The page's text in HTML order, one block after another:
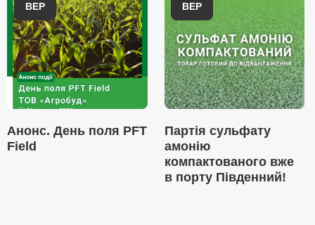
ВЕР
Анонс. День поля PFT
Field
ВЕР
Партія сульфату
амонію
компактованого вже
в порту Південний!